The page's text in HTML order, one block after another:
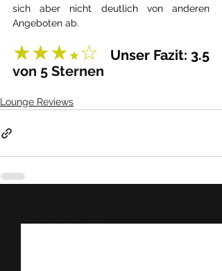
sich aber nicht deutlich von anderen
Angeboten ab.
★★★★☆
Unser Fazit: 3.5
von 5 Sternen
Lounge Reviews